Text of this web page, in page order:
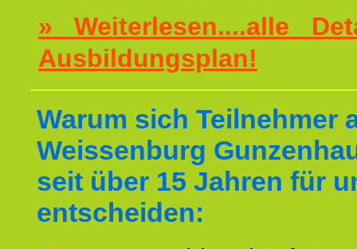
» Weiterlesen....alle
Ausbildungsplan!
Warum sich Teilnehmer
Weissenburg
seit über 15 Jahren für
entscheiden: